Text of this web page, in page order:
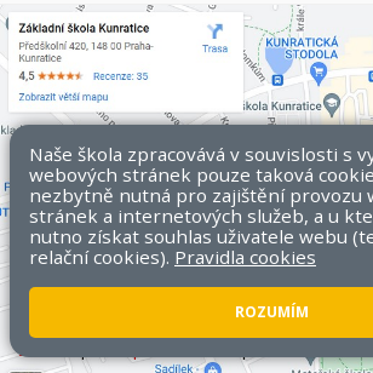
stránek
Naše škola zpracovává v souvislosti s
webových stránek pouze taková
nezbytně nutná pro zajištění provozu
stránek a internetových služeb, a u
nutno získat souhlas uživatele webu
relační cookies). Pravidla cookies
ROZUMÍM